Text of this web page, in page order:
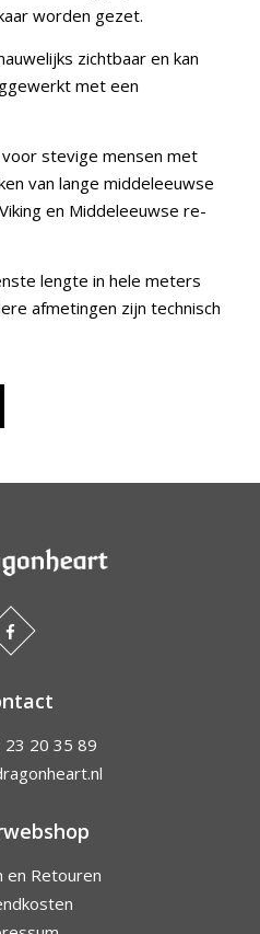
worden gezet.
zichtbaar en kan
met een
voor stevige mensen met
van lange middeleeuwse
en Middeleeuwse re-
lengte in hele meters
afmetingen zijn technisch
23 20 35 89
en Retouren